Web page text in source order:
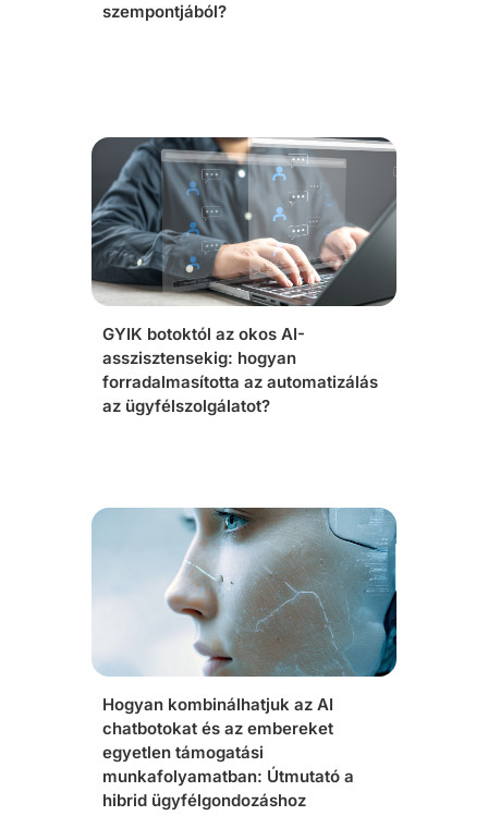
szempontjából?
GYIK botoktól az okos AI-
asszisztensekig: hogyan
forradalmasította az automatizálás
az ügyfélszolgálatot?
Hogyan kombinálhatjuk az AI
chatbotokat és az embereket
egyetlen támogatási
munkafolyamatban: Útmutató a
hibrid ügyfélgondozáshoz